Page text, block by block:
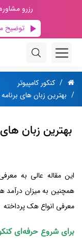
رزرو
توضیح
کنکور کامپیوتر
بهترین زبان های
بهترین زبان
این مقاله عالی به
همچنین به میزان درآمد
معرفی انواع هک پرداخته
برای شروع حرفه‌ای